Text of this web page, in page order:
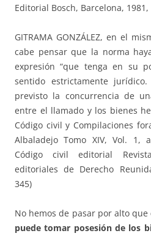
Editorial Bosch, Barcelona,
GITRAMA GONZÁLEZ, en el
cabe pensar que la norma
expresión “que tenga en su
sentido estrictamente
previsto la concurrencia de
entre el llamado y los bienes
Código civil y Compilaciones
Albaladejo Tomo XIV, Vol. 1,
Código civil editorial
editoriales de Derecho
345)
No hemos de pasar por alto que
puede tomar posesión de los